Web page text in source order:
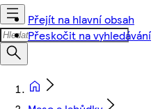
Přejít na hlavní obsah
Přeskočit na vyhledávání